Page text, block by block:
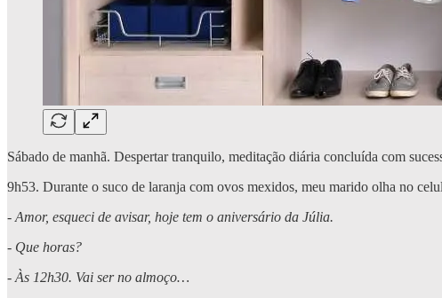
Sábado de manhã. Despertar tranquilo, meditação diária concluída com
9h53. Durante o suco de laranja com ovos mexidos, meu marido olha no
- Amor, esqueci de avisar, hoje tem o aniversário da Júlia.
- Que horas?
- Às 12h30. Vai ser no almoço…